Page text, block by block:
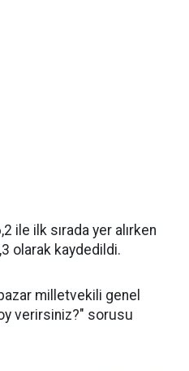
ile ilk sırada yer alırken
olarak kaydedildi.
milletvekili genel
verirsiniz?" sorusu